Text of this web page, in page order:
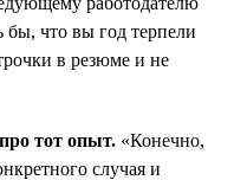
бы, что вы год терпели
в резюме и не
тот опыт. «Конечно,
случая и